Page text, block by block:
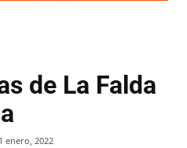
de La Falda
enero, 2022